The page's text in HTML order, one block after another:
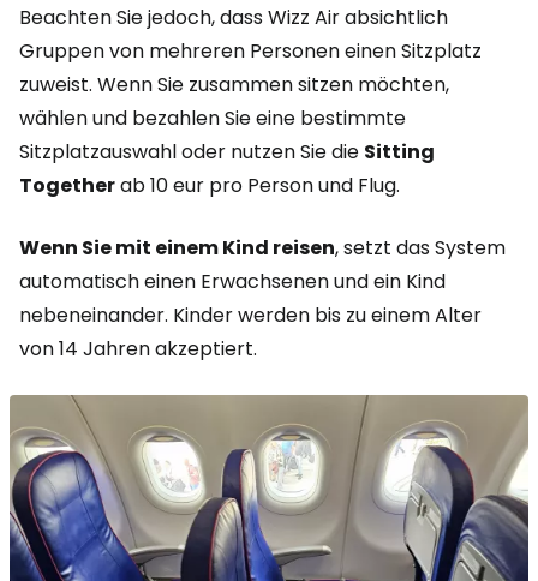
Beachten Sie jedoch, dass Wizz Air absichtlich
Gruppen von mehreren Personen einen Sitzplatz
zuweist. Wenn Sie zusammen sitzen möchten,
wählen und bezahlen Sie eine bestimmte
Sitzplatzauswahl oder nutzen Sie die Sitting
Togetherab 10 eur pro Person und Flug.
Wenn Sie mit einem Kind reisen, setzt das System
automatisch einen Erwachsenen und ein Kind
nebeneinander. Kinder werden bis zu einem Alter
von 14 Jahren akzeptiert.